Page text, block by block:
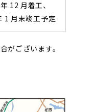
12 月着工、
1 月末竣工予定
がございます。